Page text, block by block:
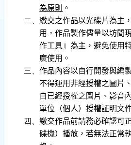
為原則 。
二、繳交之作品以光碟片為主
用，作品製作儘量以坊間
作工具』為主，避免使用
廣使用 。
三、作品內容以自行開發與編
不得運用非經授權之圖片
自已經授權之圖片、影音
單位（個人）授權証明文
四、繳交作品前請務必確認可
碟機）播放，若無法正常